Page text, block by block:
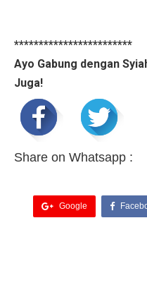
************************
Ayo Gabung dengan
Juga!
Share on Whatsapp :
Google